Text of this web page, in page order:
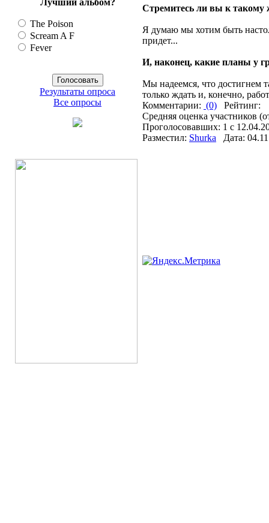
Лучший альбом?
The Poison
Scream A F
Fever
Результаты опроса
Все опросы
Стремитесь ли вы к такому
Я думаю мы хотим быть
придет...
И, наконец, какие планы у
Мы надеемся, что достигнем
только ждать и, конечно,
Комментарии: (0) Рейтинг:
Средняя оценка участников
Проголосовавших: 1 с
Разместил: Shurka Дата: